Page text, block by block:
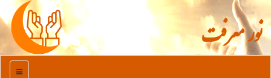
نور معرفت
منو